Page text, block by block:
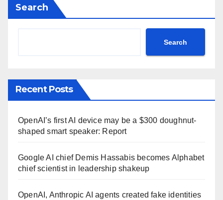
Search
Search
Recent Posts
OpenAI’s first AI device may be a $300 doughnut-
shaped smart speaker: Report
Google AI chief Demis Hassabis becomes Alphabet
chief scientist in leadership shakeup
OpenAI, Anthropic AI agents created fake identities